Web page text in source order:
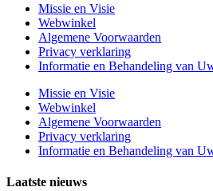
Missie en Visie
Webwinkel
Algemene Voorwaarden
Privacy verklaring
Informatie en Behandeling van
Missie en Visie
Webwinkel
Algemene Voorwaarden
Privacy verklaring
Informatie en Behandeling van
Laatste nieuws